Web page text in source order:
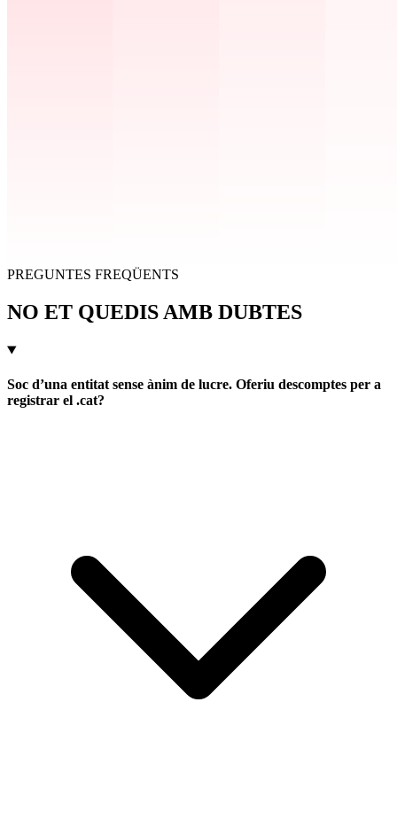
PREGUNTES FREQÜENTS
NO ET QUEDIS AMB DUBTES
Soc d’una entitat sense ànim de lucre. Oferiu descomptes per a
registrar el .cat?